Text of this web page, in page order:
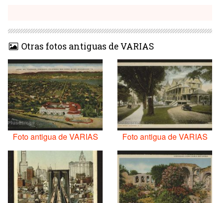
Otras fotos antiguas de VARIAS
Foto antigua de VARIAS Foto antigua de VARIAS